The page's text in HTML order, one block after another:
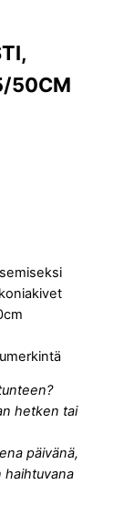
50CM
hetken tai
päivänä,
haihtuvana